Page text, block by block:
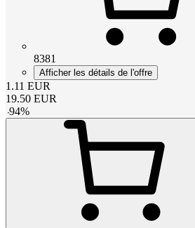
8381
Afficher les détails de l'offre
1.11 EUR
19.50 EUR
-94%